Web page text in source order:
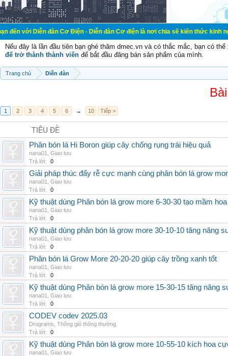
đàn Cơ Điện - Diễn đàn Cơ điện là nơi chia sẽ kiến thức kinh nghiệm
Nếu đây là lần đầu tiên bạn ghé thăm dmec.vn và có thắc mắc, bạn có
để trở thành thành viên để bắt đầu đăng bán sản phẩm của mình.
Trang chủ Diễn đàn
1 2 3 4 5 6 → 10 Tiếp >
TIÊU ĐỀ
Phân bón lá Hi Boron giúp cây chống rụng trái hiệu quả
nana01
Giao lưu
Trả lời:
0
Giải pháp thúc đẩy rễ cực mạnh cùng phân bón lá grow
nana01
Giao lưu
Trả lời:
0
Kỹ thuật dùng Phân bón lá grow more 6-30-30 tạo mầm hoa
nana01
Giao lưu
Trả lời:
0
Kỹ thuật dùng phân bón lá grow more 30-10-10 tăng năng
nana01
Giao lưu
Trả lời:
0
Phân bón lá Grow More 20-20-20 giúp cây trồng xanh tốt
nana01
Giao lưu
Trả lời:
0
Kỹ thuật dùng Phân bón lá grow more 15-30-15 tăng năng
nana01
Giao lưu
Trả lời:
0
CODEV codev 2025.03
Drograms Thông gió thông thường
Trả lời:
0
Kỹ thuật dùng Phân bón lá grow more 10-55-10 kích hoa
nana01
Giao lưu